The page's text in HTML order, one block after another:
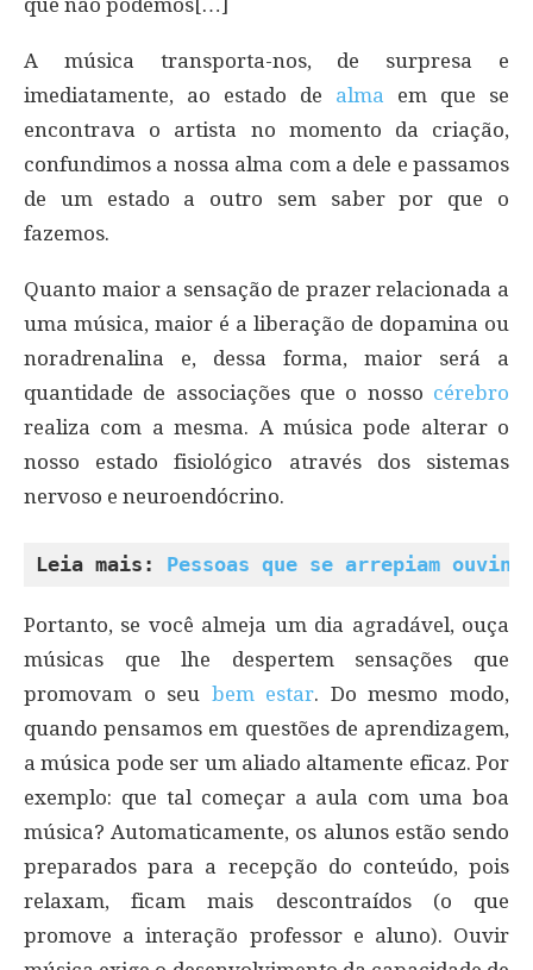
A música transporta-nos, de surpresa e
imediatamente, ao estado de alma em que se
encontrava o artista no momento da criação,
confundimos a nossa alma com a dele e passamos
de um estado a outro sem saber por que o
fazemos.
Quanto maior a sensação de prazer relacionada a
uma música, maior é a liberação de dopamina ou
noradrenalina e, dessa forma, maior será a
quantidade de associações que o nosso cérebro
realiza com a mesma. A música pode alterar o
nosso estado fisiológico através dos sistemas
nervoso e neuroendócrino.
Leia mais: Pessoas que se arrepiam
Portanto, se você almeja um dia agradável, ouça
músicas que lhe despertem sensações que
promovam o seu bem estar. Do mesmo modo,
quando pensamos em questões de aprendizagem,
a música pode ser um aliado altamente eficaz. Por
exemplo: que tal começar a aula com uma boa
música? Automaticamente, os alunos estão sendo
preparados para a recepção do conteúdo, pois
relaxam, ficam mais descontraídos (o que
promove a interação professor e aluno). Ouvir